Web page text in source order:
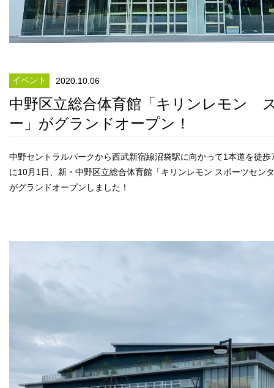
イベント 2020.10.06
中野区立総合体育館「キリンレモン
ー」がグランドオープン！
中野セントラルパークから西武新宿線沼袋駅に向かって1本道を徒
に10月1日、新・中野区立総合体育館「キリンレモン スポーツセン
がグランドオープンしました！